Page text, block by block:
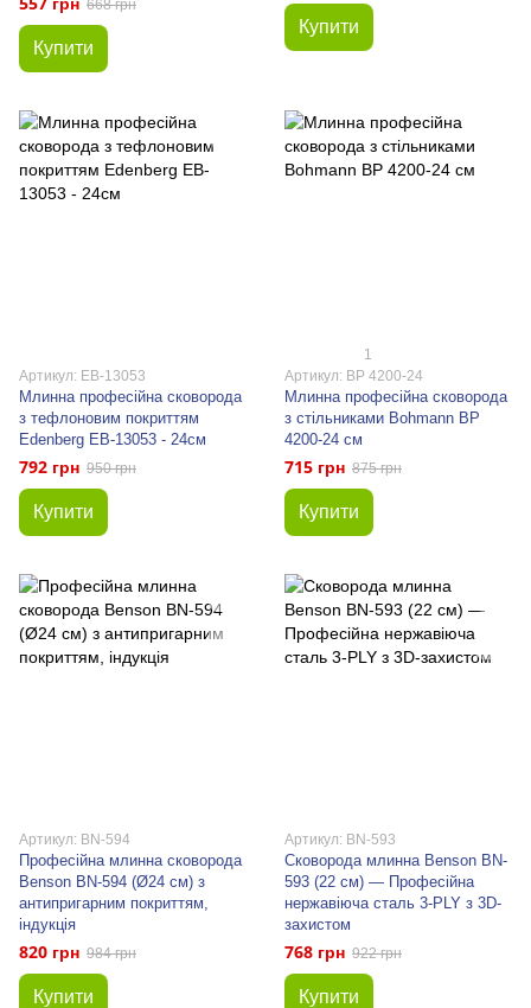
668 грн
Купити
Купити
Артикул: EB-13053
Млинна професійна сковорода
з тефлоновим покриттям
Edenberg EB-13053 - 24см
792 грн 950 грн
Купити
1
Артикул: BP 4200-24
Млинна професійна сковорода
з стільниками Bohmann BP
4200-24 см
715 грн 875 грн
Купити
Артикул: BN-594
Професійна млинна сковорода
Benson BN-594 (Ø24 см) з
антипригарним покриттям,
індукція
820 грн 984 грн
Купити
Артикул: BN-593
Сковорода млинна Benson BN-
593 (22 см) — Професійна
нержавіюча сталь 3-PLY з 3D-
захистом
768 грн 922 грн
Купити